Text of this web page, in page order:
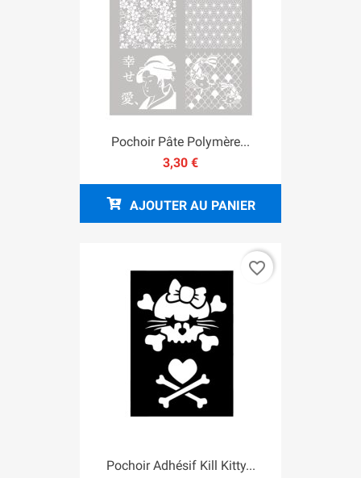
Pochoir Pâte Polymère...
3,30 €
AJOUTER AU PANIER
Pochoir Adhésif Kill Kitty...
favorite_border